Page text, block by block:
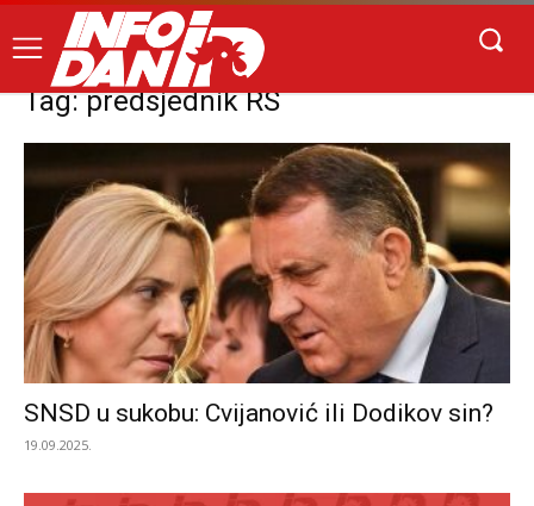
Tag: predsjednik RS
SNSD u sukobu: Cvijanović ili Dodikov sin?
19.09.2025.